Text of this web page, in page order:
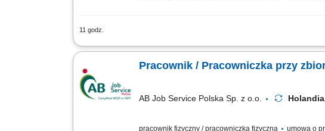
11 godz.
Zakres obowiązków: Sadzenie, zbiór oraz sortowanie
Pracownik /
AB Job Service Polska Sp. z o.o.
pracownik fizyczny / pracowniczka fizyczna umowa o